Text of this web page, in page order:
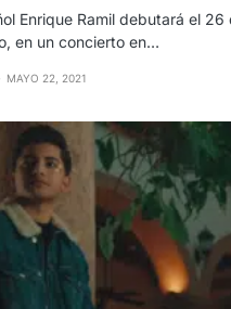
Enrique Ramil debutará el 26
en un concierto en…
MAYO 22, 2021